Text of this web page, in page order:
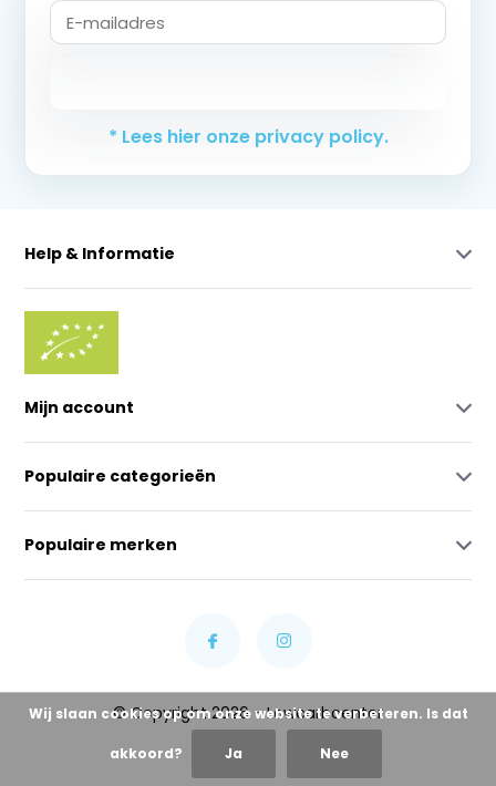
* Lees hier onze privacy policy.
Help & Informatie
Mijn account
Populaire categorieën
Populaire merken
© Copyright 2026 - Lowcarbcenter
Wij slaan cookies op om onze website te verbeteren. Is dat
akkoord? Ja Nee